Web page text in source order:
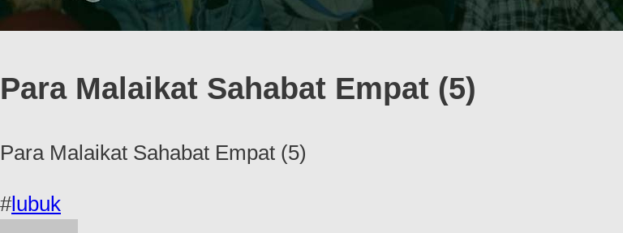
Para Malaikat Sahabat Empat (5)
Para Malaikat Sahabat Empat (5)
#lubuk